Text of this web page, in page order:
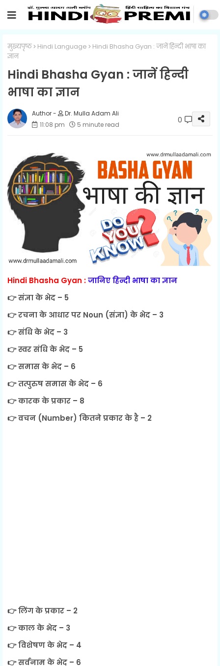
मुख्यपृष्ठ Hindi Language
Hindi Bhasha Gyan : जानें हिन्दी भाषा का
ज्ञान
Hindi Bhasha Gyan : जानें हिन्दी
भाषा का ज्ञान
Dr. Mulla Adam Ali
11:08 pm
5 minute read 0
Hindi Bhasha Gyan :जानिए हिन्दी भाषा का ज्ञान
👉 संज्ञा के भेद – 5
👉 रचना के आधार पर Noun (संज्ञा) के भेद – 3
👉 संधि के भेद – 3
👉 स्वर संधि के भेद – 5
👉 समास के भेद – 6
👉 तत्पुरुष समास के भेद – 6
👉 कारक के प्रकार – 8
👉 वचन (Number) कितने प्रकार के है – 2
👉 लिंग के प्रकार – 2
👉 काल के भेद – 3
👉 विशेषण के भेद – 4
👉 सर्वनाम के भेद – 6